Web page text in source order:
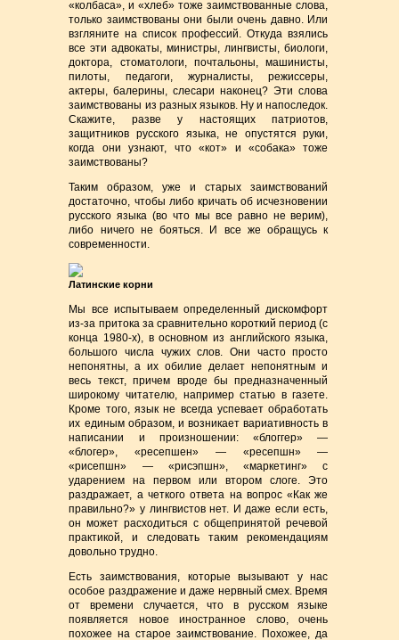
«колбаса», и «хлеб» тоже заимствованные слова,
только заимствованы они были очень давно. Или
взгляните на список профессий. Откуда взялись
все эти адвокаты, министры, лингвисты, биологи,
доктора, стоматологи, почтальоны, машинисты,
пилоты, педагоги, журналисты, режиссеры,
актеры, балерины, слесари наконец? Эти слова
заимствованы из разных языков. Ну и напоследок.
Скажите, разве у настоящих патриотов,
защитников русского языка, не опустятся руки,
когда они узнают, что «кот» и «собака» тоже
заимствованы?
Таким образом, уже и старых заимствований
достаточно, чтобы либо кричать об исчезновении
русского языка (во что мы все равно не верим),
либо ничего не бояться. И все же обращусь к
современности.
Латинские корни
Мы все испытываем определенный дискомфорт
из-за притока за сравнительно короткий период (с
конца 1980-х), в основном из английского языка,
большого числа чужих слов. Они часто просто
непонятны, а их обилие делает непонятным и
весь текст, причем вроде бы предназначенный
широкому читателю, например статью в газете.
Кроме того, язык не всегда успевает обработать
их единым образом, и возникает вариативность в
написании и произношении: «блоггер» —
«блогер», «ресепшен» — «ресепшн» —
«рисепшн» — «рисэпшн», «маркетинг» с
ударением на первом или втором слоге. Это
раздражает, а четкого ответа на вопрос «Как же
правильно?» у лингвистов нет. И даже если есть,
он может расходиться с общепринятой речевой
практикой, и следовать таким рекомендациям
довольно трудно.
Есть заимствования, которые вызывают у нас
особое раздражение и даже нервный смех. Время
от времени случается, что в русском языке
появляется новое иностранное слово, очень
похожее на старое заимствование. Похожее, да